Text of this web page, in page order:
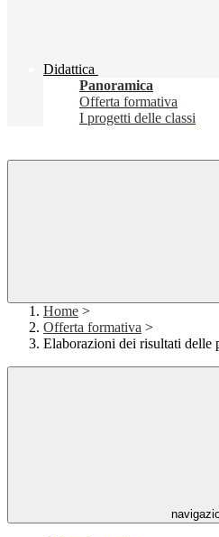
Didattica
Panoramica
Offerta formativa
I progetti delle classi
Home >
Offerta formativa >
Elaborazioni dei risultati delle